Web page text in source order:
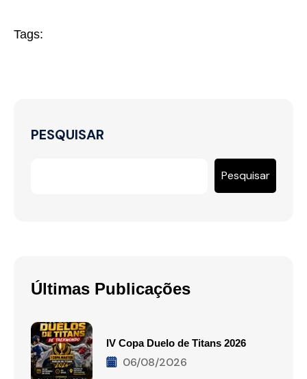
Tags:
PESQUISAR
Pesquisar
Últimas Publicações
IV Copa Duelo de Titans 2026
06/08/2026